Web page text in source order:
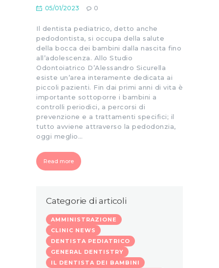
05/01/2023 0
Il dentista pediatrico, detto anche
pedodontista, si occupa della salute
della bocca dei bambini dalla nascita fino
all’adolescenza. Allo Studio
Odontoiatrico D’Alessandro Sicurella
esiste un’area interamente dedicata ai
piccoli pazienti. Fin dai primi anni di vita è
importante sottoporre i bambini a
controlli periodici, a percorsi di
prevenzione e a trattamenti specifici; il
tutto avviene attraverso la pedodonzia,
oggi meglio…
Read more
Categorie di articoli
AMMINISTRAZIONE
CLINIC NEWS
DENTISTA PEDIATRICO
GENERAL DENTISTRY
IL DENTISTA DEI BAMBINI